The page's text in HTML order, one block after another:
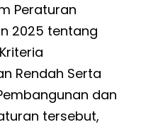
Peraturan
2025 tentang
Rendah Serta
dan
tersebut,